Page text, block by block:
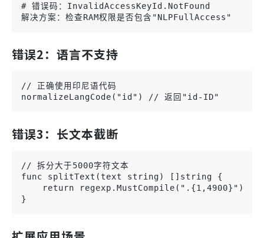
# 错误码：InvalidAccessKeyId.NotFound
解决方案：检查RAM权限是否包含"NLPFullAccess"
错误2：语言不支持
// 正确使用印尼语代码
normalizeLangCode("id") // 返回"id-ID"
错误3：长文本截断
// 拆分大于5000字符文本
func splitText(text string) []string {
return
}